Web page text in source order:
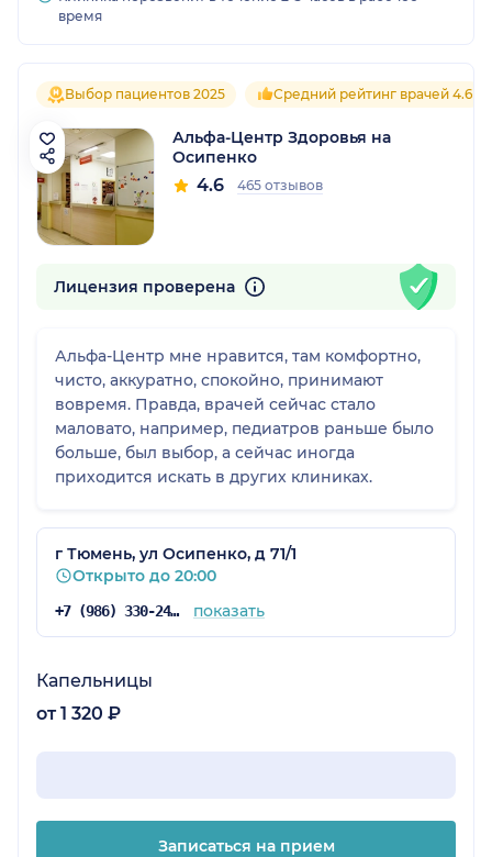
время
Выбор пациентов 2025 Средний рейтинг врачей 4.6
Альфа-Центр Здоровья на
Осипенко
4.6 465 отзывов
Лицензия проверена
Альфа-Центр мне нравится, там комфортно,
чисто, аккуратно, спокойно, принимают
вовремя. Правда, врачей сейчас стало
маловато, например, педиатров раньше было
больше, был выбор, а сейчас иногда
приходится искать в других клиниках.
г Тюмень, ул Осипенко, д 71/1
Открыто до 20:00
+7 (986) 330-24-18 показать
Капельницы
от 1 320 ₽
Записаться на прием